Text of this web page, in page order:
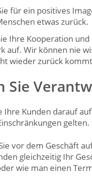
für ein positives
etwas zurück.
Ihre Kooperation und
auf. Wir können nie
wieder zurück
Sie
Ihre Kunden darauf
gelten.
vor dem Geschäft
gleichzeitig Ihr
wie man einen